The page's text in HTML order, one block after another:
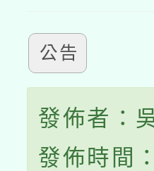
公告
發佈者：
發佈時間